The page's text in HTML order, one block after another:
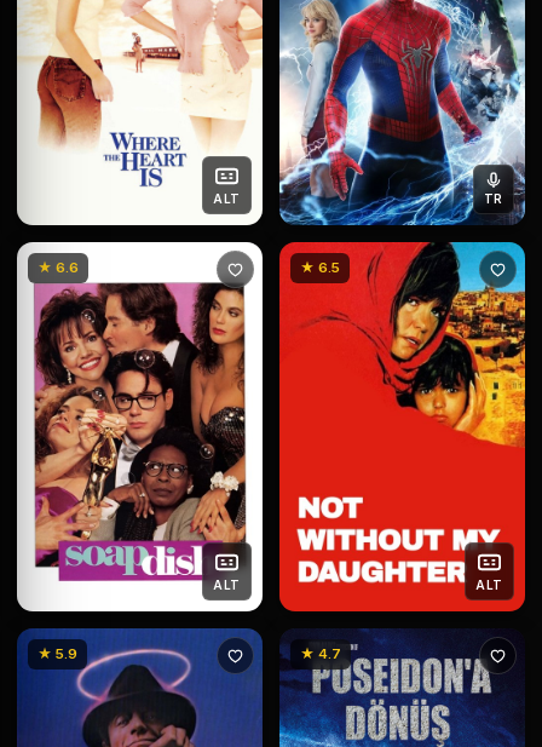
ALT TR
★ 6.6
ALT
★ 6.5
ALT
★ 5.9 ★ 4.7